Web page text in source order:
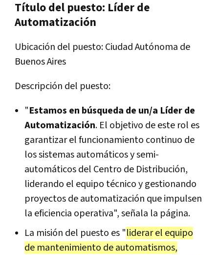
Título del puesto: Líder de
Automatización
Ubicación del puesto: Ciudad Autónoma de
Buenos Aires
Descripción del puesto:
"Estamos en búsqueda de un/a Líder de
Automatización. El objetivo de este rol es
garantizar el funcionamiento continuo de
los sistemas automáticos y semi-
automáticos del Centro de Distribución,
liderando el equipo técnico y gestionando
proyectos de automatización que impulsen
la eficiencia operativa", señala la página.
La misión del puesto es "liderar el equipo
de mantenimiento de automatismos,